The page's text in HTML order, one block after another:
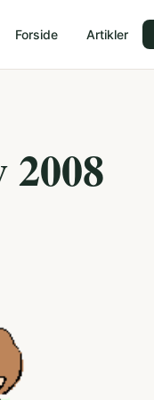
Forside Artikler